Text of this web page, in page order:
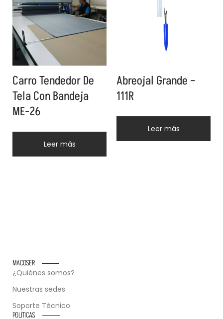
Carro Tendedor De
Tela Con Bandeja
ME-26
Leer más
Abreojal Grande –
111R
Leer más
MACOSER
¿Quiénes somos?
Nuestras sedes
Soporte Técnico
POLÍTICAS